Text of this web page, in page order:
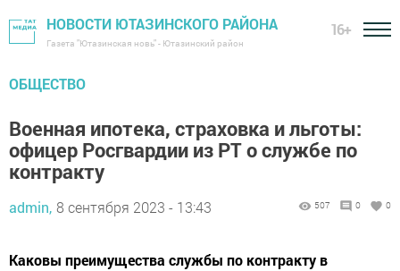
НОВОСТИ ЮТАЗИНСКОГО РАЙОНА
Газета "Ютазинская новь" - Ютазинский район
16+
ОБЩЕСТВО
Военная ипотека, страховка и льготы:
офицер Росгвардии из РТ о службе по
контракту
admin, 8 сентября 2023 - 13:43 507 0 0
Каковы преимущества службы по контракту в